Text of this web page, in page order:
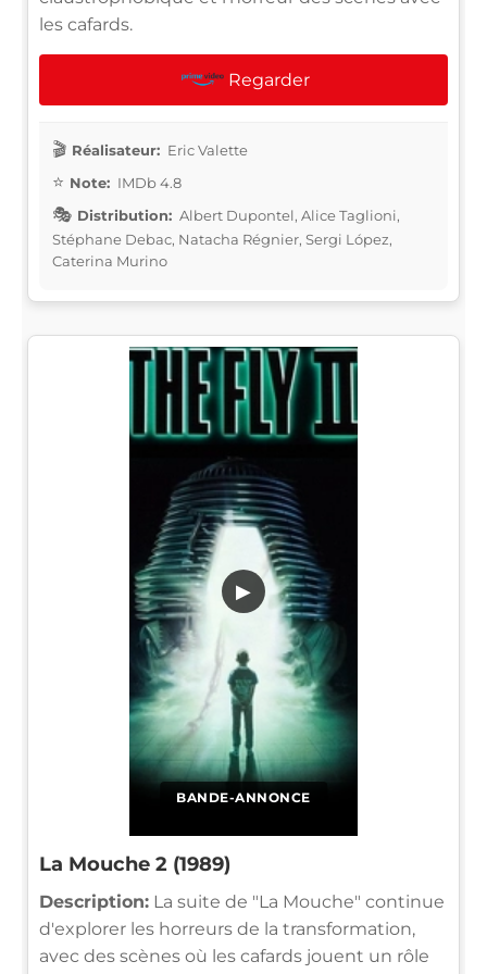
les cafards.
Regarder
Réalisateur: Eric Valette
Note: IMDb 4.8
Distribution: Albert Dupontel, Alice Taglioni,
Stéphane Debac, Natacha Régnier, Sergi López,
Caterina Murino
BANDE-ANNONCE
▶
La Mouche 2 (1989)
Description: La suite de "La Mouche" continue
d'explorer les horreurs de la transformation,
avec des scènes où les cafards jouent un rôle